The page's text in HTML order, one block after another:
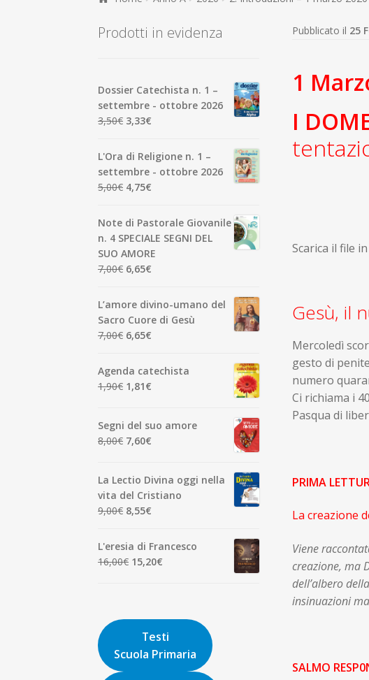
Pubblicato il 25
1
I
Scarica il file
Gesù, il
Mercoledì
gesto di
numero
Ci richiama i
Pasqua di
PRIMA
La creazione
Viene
creazione, ma
dell’albero
insinuazioni
SALMO
Prodotti in evidenza
Dossier Catechista n. 1 –
settembre - ottobre 2026
3,50€ Il
originale
era:
3,50€.
3,33€
attuale
è:
L'Ora di Religione n. 1 –
settembre - ottobre 2026
5,00€ Il
originale
era:
5,00€.
4,75€
attuale
è:
4,75€.
Note di Pastorale Giovanile
n. 4 SPECIALE SEGNI DEL
SUO AMORE
7,00€ Il
originale
era:
7,00€.
6,65€
attuale
L’amore divino-umano del
Sacro Cuore di Gesù
7,00€ Il
originale
era:
7,00€.
6,65€
attuale
Agenda catechista
1,90€ Il
era:
1,90€.
1,81€
è:
Segni del suo amore
8,00€ Il
era:
8,00€.
7,60€
è:
7,60€.
La Lectio Divina oggi nella
vita del Cristiano
9,00€ Il
originale
era:
9,00€.
8,55€
attuale
è:
L'eresia di Francesco
16,00€ Il
16,00€.
15,20€
15,20€.
Testi
Scuola Primaria